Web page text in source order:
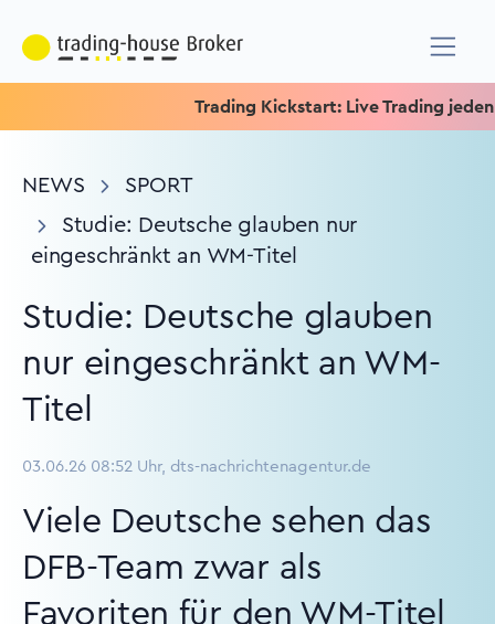
Trading Kickstart: Live Trading jeden
NEWS
SPORT
Studie: Deutsche glauben nur
eingeschränkt an WM-Titel
Studie: Deutsche glauben
nur eingeschränkt an WM-
Titel
03.06.26 08:52 Uhr, dts-nachrichtenagentur.de
Viele Deutsche sehen das
DFB-Team zwar als
Favoriten für den WM-Titel